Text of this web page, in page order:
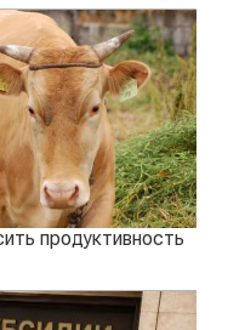
продуктивность